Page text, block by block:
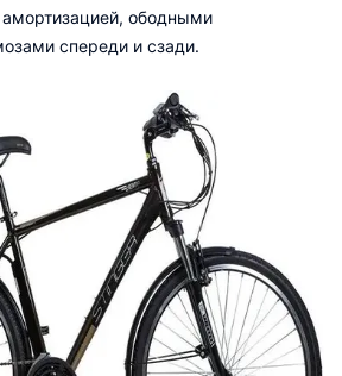
ободными
спереди и сзади.